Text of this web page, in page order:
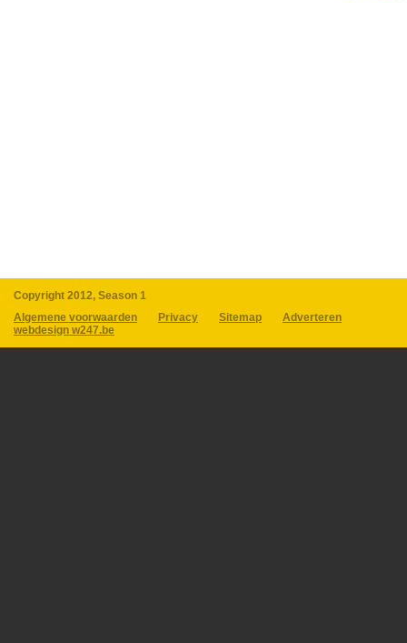
Copyright 2012, Season 1
Algemene voorwaarden
Privacy Sitemap
Adverteren
webdesign w247.be